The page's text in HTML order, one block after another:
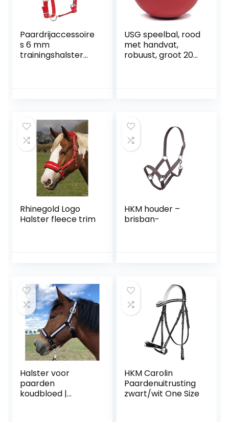
Paardrijaccessoire
s 6 mm
trainingshalster
USG speelbal, rood
met handvat,
robuust, groot 200
Rhinegold Logo
Halster fleece trim
HKM houder –
brisban-
Halster voor
paarden
koudbloed |
HKM Carolin
Paardenuitrusting
zwart/wit One Size